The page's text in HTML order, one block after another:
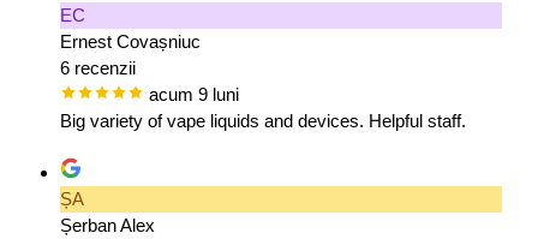
EC
Ernest Covașniuc
6 recenzii
acum 9 luni
Big variety of vape liquids and devices. Helpful staff.
ȘA
Șerban Alex